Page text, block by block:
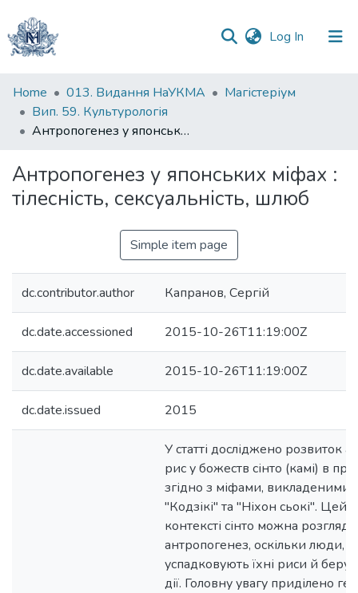
Log In (current)
Communities
&
Collections
Statistics
Home 013. Видання НаУКМА
Магістеріум
Вип. 59. Культурологія
Антропогенез у японських міфах : тілесність, сексуальність, шлюб
Антропогенез у японських міфах :
тілесність, сексуальність, шлюб
Simple item page
dc.contributor.author Капранов, Сергій
dc.date.accessioned 2015-10-26T11:19:00Z
dc.date.available 2015-10-26T11:19:00Z
dc.date.issued 2015
У статті досліджено розвиток
рис у божеств сінто (камі) в
згідно з міфами, викладеними
"Кодзікі" та "Ніхон сьокі". Цей
контексті сінто можна
антропогенез, оскільки люди,
успадковують їхні риси й
дії. Головну увагу приділено